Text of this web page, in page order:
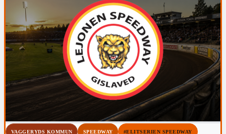
VAGGERYDS KOMMUN SPEEDWAY #ELITSERIEN SPEEDWAY